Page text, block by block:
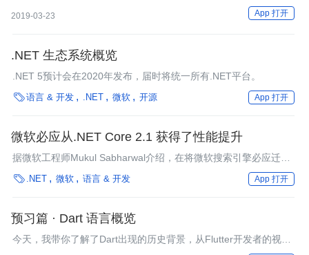
应用场景：如何使用动态库加载方式进行极速调试。由此我们可以
看出，类似链接器这样的底层知识是非常重要的。
2019-03-23 App 打开
.NET 生态系统概览
.NET 5预计会在2020年发布，届时将统一所有.NET平台。
语言 & 开发 .NET 微软 开源 App 打开
微软必应从.NET Core 2.1 获得了性能提升
据微软工程师Mukul Sabharwal介绍，在将微软搜索引擎必应迁移
到.NET Core 2.1之后，内部服务延迟降低了34%，这主要归功
于.NET社区贡献的改进。
 .NET 微软 语言 & 开发 App 打开
预习篇 · Dart 语言概览
今天，我带你了解了Dart出现的历史背景，从Flutter开发者的视角